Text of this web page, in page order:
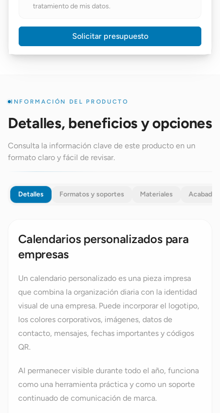
tratamiento de mis datos.
Solicitar presupuesto
INFORMACIÓN DEL PRODUCTO
Detalles, beneficios y opciones
Consulta la información clave de este producto en un
formato claro y fácil de revisar.
Detalles Formatos y soportes Materiales Acabados
Calendarios personalizados para
empresas
Un calendario personalizado es una pieza impresa
que combina la organización diaria con la identidad
visual de una empresa. Puede incorporar el logotipo,
los colores corporativos, imágenes, datos de
contacto, mensajes, fechas importantes y códigos
QR.
Al permanecer visible durante todo el año, funciona
como una herramienta práctica y como un soporte
continuado de comunicación de marca.